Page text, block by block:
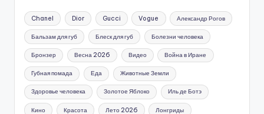
Chanel Dior Gucci Vogue Александр Рогов
Бальзам для губ Блеск для губ Болезни человека
Бронзер Весна 2026 Видео Война в Иране
Губная помада Еда Животные Земли
Здоровье человека Золотое Яблоко Иль де Ботэ
Кино Красота Лето 2026 Лонгриды